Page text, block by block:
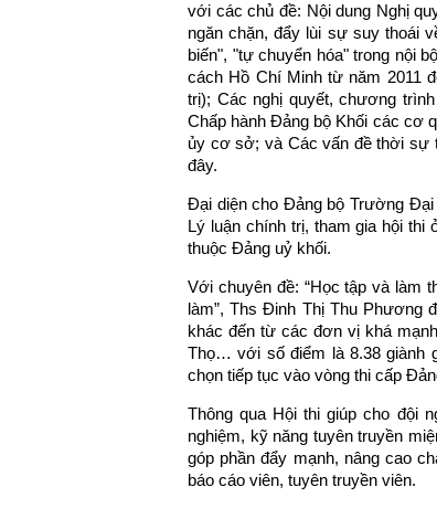
với các chủ đề: Nội dung Nghị
ngăn chặn, đẩy lùi sự suy thoái
biến", "tự chuyển hóa" trong nội
cách Hồ Chí Minh từ năm 2011
trị); Các nghị quyết, chương
Chấp hành Đảng bộ Khối các cơ
ủy cơ sở; và Các vấn đề thời sự
đây.
Đại diện cho Đảng bộ Trường
Lý luận chính trị, tham gia hội
thuộc Đảng uỷ khối.
Với chuyên đề: “Học tập và làm
làm”, Ths Đinh Thị Thu Phương
khác đến từ các đơn vị khá
Thọ… với số điểm là 8.38 giành
chọn tiếp tục vào vòng thi cấp
Thông qua Hội thi giúp cho đội
nghiệm, kỹ năng tuyên truyền
góp phần đẩy mạnh, nâng cao
báo cáo viên, tuyên truyền viên.